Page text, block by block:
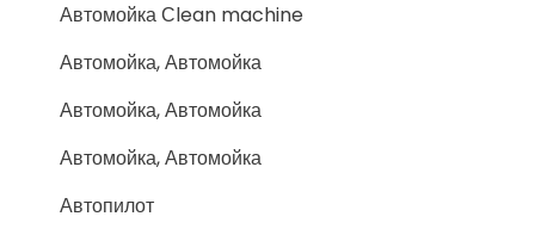
Автомойка Сlean machine
Автомойка, Автомойка
Автомойка, Автомойка
Автомойка, Автомойка
Автопилот